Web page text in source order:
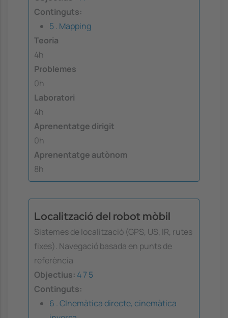
Continguts:
5 . Mapping
Teoria
4h
Problemes
0h
Laboratori
4h
Aprenentatge dirigit
0h
Aprenentatge autònom
8h
Localització del robot mòbil
Sistemes de localització (GPS, US, IR, rutes
fixes). Navegació basada en punts de
referència
Objectius: 47 5
Continguts:
6 . CInemàtica directe, cinemàtica